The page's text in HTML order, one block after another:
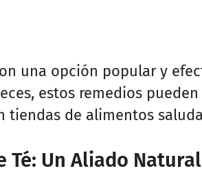
una opción popular y
estos remedios
tiendas de alimentos
Té: Un Aliado Natural